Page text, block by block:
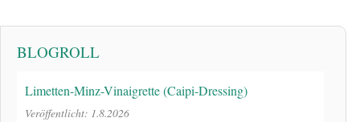
BLOGROLL
Limetten-Minz-Vinaigrette (Caipi-Dressing)
Veröffentlicht: 1.8.2026